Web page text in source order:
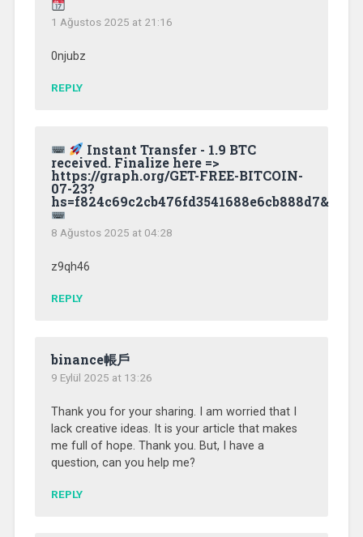
1 Ağustos 2025 at 21:16
0njubz
REPLY
Instant Transfer - 1.9 BTC
received. Finalize here =>
https://graph.org/GET-FREE-BITCOIN-
07-23?
hs=f824c69c2cb476fd3541688e6cb888d7&
8 Ağustos 2025 at 04:28
z9qh46
REPLY
binance帳戶
9 Eylül 2025 at 13:26
Thank you for your sharing. I am worried that I
lack creative ideas. It is your article that makes
me full of hope. Thank you. But, I have a
question, can you help me?
REPLY